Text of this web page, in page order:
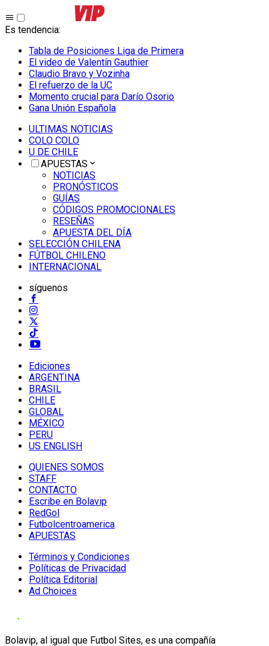
Es tendencia:
Tabla de Posiciones Liga de Primera
El video de Valentín Gauthier
Claudio Bravo y Vozinha
El refuerzo de la UC
Momento crucial para Darío Osorio
Gana Unión Española
ULTIMAS NOTICIAS
COLO COLO
U DE CHILE
APUESTAS
NOTICIAS
PRONÓSTICOS
GUÍAS
CÓDIGOS PROMOCIONALES
RESEÑAS
APUESTA DEL DÍA
SELECCIÓN CHILENA
FÚTBOL CHILENO
INTERNACIONAL
síguenos
Ediciones
ARGENTINA
BRASIL
CHILE
GLOBAL
MÉXICO
PERU
US ENGLISH
QUIENES SOMOS
STAFF
CONTACTO
Escribe en Bolavip
RedGol
Futbolcentroamerica
APUESTAS
Términos y Condiciones
Políticas de Privacidad
Política Editorial
Ad Choices
Bolavip, al igual que Futbol Sites, es una compañía